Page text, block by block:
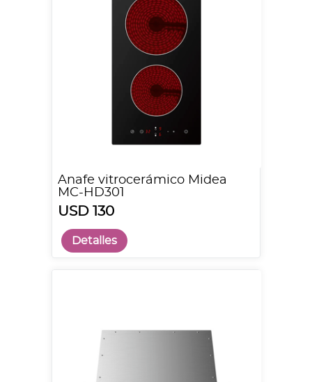
Anafe vitrocerámico Midea
MC-HD301
USD 130
Detalles